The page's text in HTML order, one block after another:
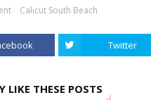
Calicut South Beach
Twitter
LIKE THESE POSTS